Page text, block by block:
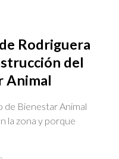
Rodriguera
del
Animal
de Bienestar Animal
la zona y porque